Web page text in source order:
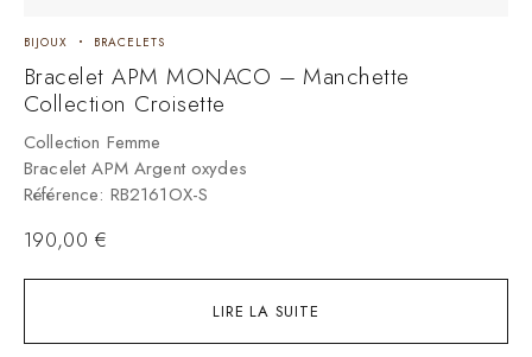
LIRE LA SUITE
BIJOUX BRACELETS
Bracelet APM MONACO – Manchette
Collection Croisette
Collection Femme
Bracelet APM Argent oxydes
Référence: RB2161OX-S
190,00 €